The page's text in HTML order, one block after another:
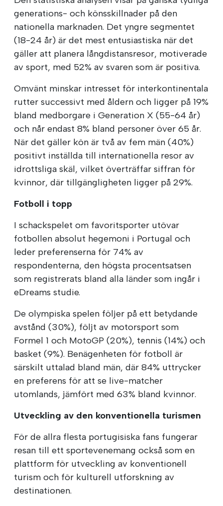
generations- och könsskillnader på den
nationella marknaden. Det yngre segmentet
(18-24 år) är det mest entusiastiska när det
gäller att planera långdistansresor, motiverade
av sport, med 52% av svaren som är positiva.
Omvänt minskar intresset för interkontinentala
rutter successivt med åldern och ligger på 19%
bland medborgare i Generation X (55-64 år)
och når endast 8% bland personer över 65 år.
När det gäller kön är två av fem män (40%)
positivt inställda till internationella resor av
idrottsliga skäl, vilket överträffar siffran för
kvinnor, där tillgängligheten ligger på 29%.
Fotboll i topp
I schackspelet om favoritsporter utövar
fotbollen absolut hegemoni i Portugal och
leder preferenserna för 74% av
respondenterna, den högsta procentsatsen
som registrerats bland alla länder som ingår i
eDreams studie.
De olympiska spelen följer på ett betydande
avstånd (30%), följt av motorsport som
Formel 1 och MotoGP (20%), tennis (14%) och
basket (9%). Benägenheten för fotboll är
särskilt uttalad bland män, där 84% uttrycker
en preferens för att se live-matcher
utomlands, jämfört med 63% bland kvinnor.
Utveckling av den konventionella turismen
För de allra flesta portugisiska fans fungerar
resan till ett sportevenemang också som en
plattform för utveckling av konventionell
turism och för kulturell utforskning av
destinationen.